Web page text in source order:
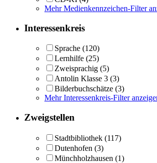
Mehr Medienkennzeichen-Filter
Interessenkreis
Sprache (120)
Lernhilfe (25)
Zweisprachig (5)
Antolin Klasse 3 (3)
Bilderbuchschätze (3)
Mehr Interessenkreis-Filter
Zweigstellen
Stadtbibliothek (117)
Dutenhofen (3)
Münchholzhausen (1)